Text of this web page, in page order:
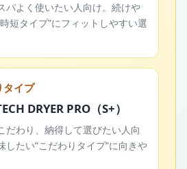
パよく使いたい人向け。続けや
短タイプ”にフィットしやすい選
イプ
DRYER PRO（S+）
だわり、納得して選びたい人向
したい“こだわりタイプ”に向きや